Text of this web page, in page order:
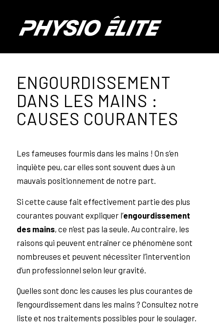
ENGOURDISSEMENT
DANS LES MAINS :
CAUSES COURANTES
Les fameuses fourmis dans les mains ! On s’en
inquiète peu, car elles sont souvent dues à un
mauvais positionnement de notre part.
Si cette cause fait effectivement partie des plus
courantes pouvant expliquer l’engourdissement
des mains, ce n’est pas la seule. Au contraire, les
raisons qui peuvent entraîner ce phénomène sont
nombreuses et peuvent nécessiter l’intervention
d’un professionnel selon leur gravité.
Quelles sont donc les causes les plus courantes de
l’engourdissement dans les mains ? Consultez notre
liste et nos traitements possibles pour le soulager.